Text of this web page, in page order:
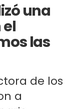
una
las
de los
a